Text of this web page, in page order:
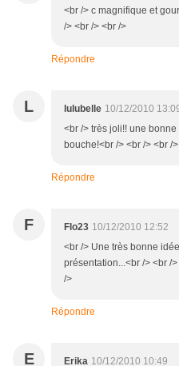
<br /> c magnifique et
/> <br /> <br />
Répondre
L lulubelle 10/12/2010
<br /> très joli!! une
bouche!<br /> <br /> <br />
Répondre
F Flo23 10/12/2010 12:52
<br /> Une très bonne
présentation...<br /> <br /
/>
Répondre
E Erika 10/12/2010 10:49